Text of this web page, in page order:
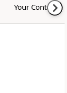
Your Content